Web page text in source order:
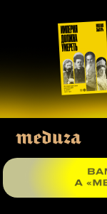
материалам